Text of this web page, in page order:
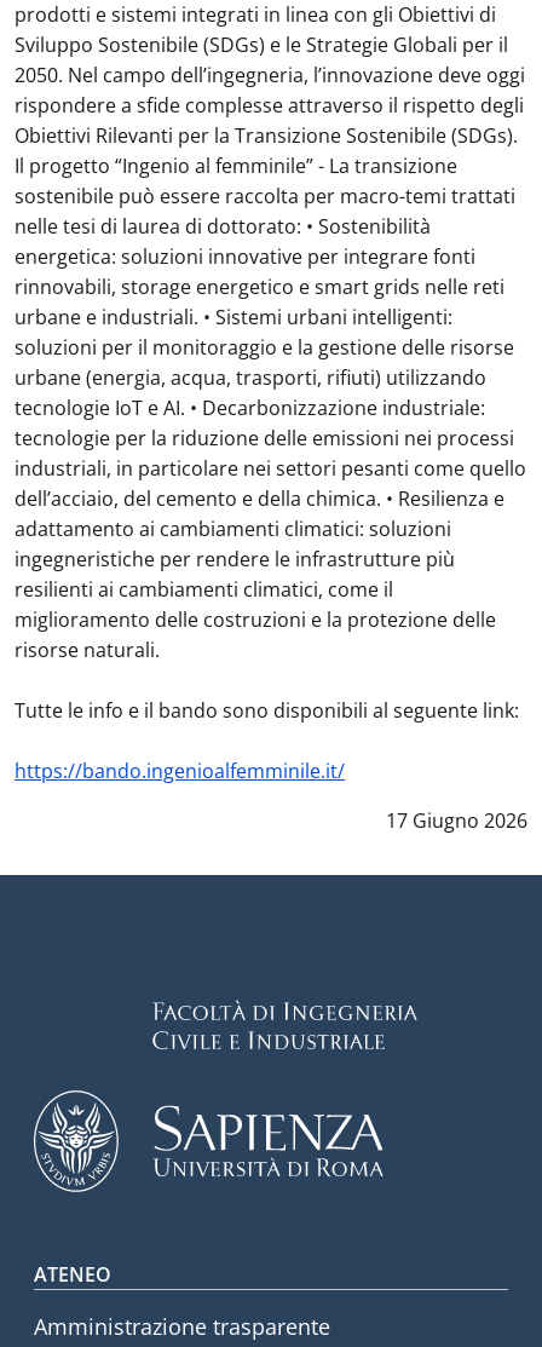
prodotti e sistemi integrati in linea con gli Obiettivi di
Sviluppo Sostenibile (SDGs) e le Strategie Globali per il
2050. Nel campo dell’ingegneria, l’innovazione deve oggi
rispondere a sfide complesse attraverso il rispetto degli
Obiettivi Rilevanti per la Transizione Sostenibile (SDGs).
Il progetto “Ingenio al femminile” - La transizione
sostenibile può essere raccolta per macro-temi trattati
nelle tesi di laurea di dottorato: • Sostenibilità
energetica: soluzioni innovative per integrare fonti
rinnovabili, storage energetico e smart grids nelle reti
urbane e industriali. • Sistemi urbani intelligenti:
soluzioni per il monitoraggio e la gestione delle risorse
urbane (energia, acqua, trasporti, rifiuti) utilizzando
tecnologie IoT e AI. • Decarbonizzazione industriale:
tecnologie per la riduzione delle emissioni nei processi
industriali, in particolare nei settori pesanti come quello
dell’acciaio, del cemento e della chimica. • Resilienza e
adattamento ai cambiamenti climatici: soluzioni
ingegneristiche per rendere le infrastrutture più
resilienti ai cambiamenti climatici, come il
miglioramento delle costruzioni e la protezione delle
risorse naturali.
Tutte le info e il bando sono disponibili al seguente link:
https://bando.ingenioalfemminile.it/
Data notizia:
17 Giugno 2026
Footer menu
ATENEO
Amministrazione trasparente